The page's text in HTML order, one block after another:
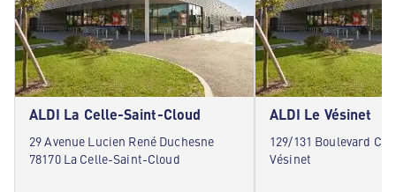
ALDI La Celle-Saint-Cloud
29 Avenue Lucien René Duchesne
78170 La Celle-Saint-Cloud
ALDI Le Vésinet
129/131 Boulevard
Vésinet